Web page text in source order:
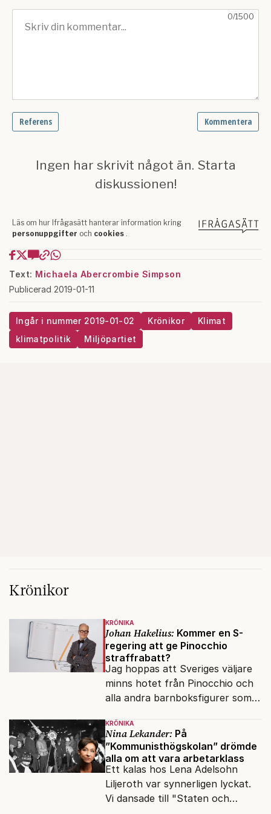
Text: Michaela Abercrombie Simpson
Publicerad 2019-01-11
Ingår i nummer 2019-01-02 Krönikor
Klimat
klimatpolitik
Miljöpartiet
Krönikor
KRÖNIKA
Johan Hakelius: Kommer en S-
regering att ge Pinocchio
straffrabatt?
Jag hoppas att Sveriges väljare
minns hotet från Pinocchio och
alla andra barnboksfigurer som
upphovsrätt.
KRÖNIKA
Nina Lekander: På
”Kommunisthögskolan” drömde
alla om att vara arbetarklass
Ett kalas hos Lena Adelsohn
Liljeroth var synnerligen lyckat.
Vi dansade till "Staten och